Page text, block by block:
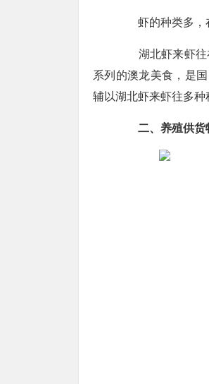
虾的种类多，在
湖北虾来虾往在
系列的澳龙美食，是
辅以湖北虾来虾往多种
二、养殖供货